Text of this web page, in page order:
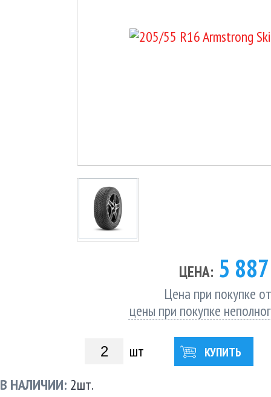
ЦЕНА: 5
Цена при покупке
цены при покупке
шт КУПИТЬ
В НАЛИЧИИ: 2шт.